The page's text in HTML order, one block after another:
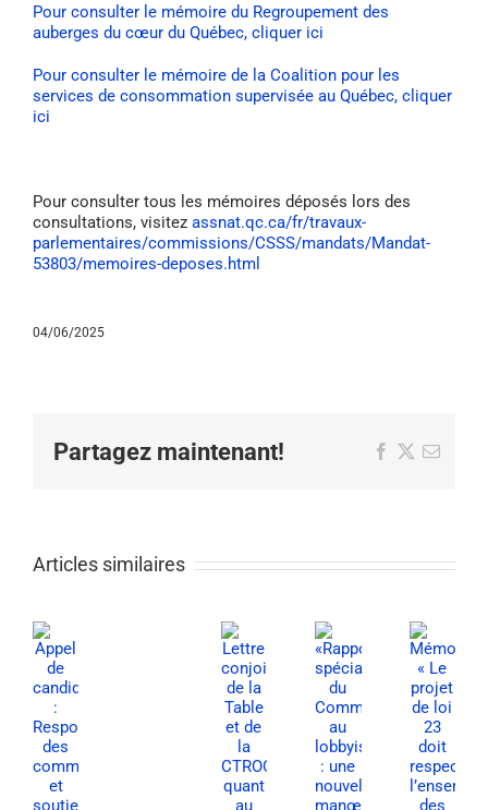
Pour consulter le mémoire du Regroupement des
auberges du cœur du Québec, cliquer ici
Pour consulter le mémoire de la Coalition pour les
services de consommation supervisée au Québec, cliquer
ici
Pour consulter tous les mémoires déposés lors des
consultations, visitez assnat.qc.ca/fr/travaux-
parlementaires/commissions/CSSS/mandats/Mandat-
53803/memoires-deposes.html
04/06/2025
Partagez maintenant! Facebook
X Email
Articles similaires